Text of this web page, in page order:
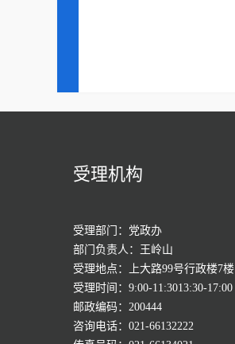
受理机构
受理部门：党政办
部门负责人：王岭山
受理地点：上大路99号行政楼7楼
受理时间：9:00-11:3013:30-17:00
邮政编码：200444
咨询电话：021-66132222